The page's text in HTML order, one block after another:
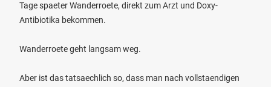
Tage spaeter Wanderroete, direkt zum Arzt und Doxy-
Antibiotika bekommen.
Wanderroete geht langsam weg.
Aber ist das tatsaechlich so, dass man nach vollstaendigen